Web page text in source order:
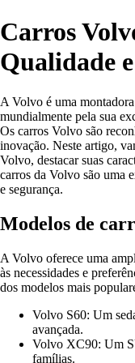
Carros
Qualidade
A Volvo é uma
mundialmente pela sua
Os carros Volvo são
inovação. Neste artigo,
Volvo, destacar suas
carros da Volvo são uma
e segurança.
Modelos de
A Volvo oferece uma
às necessidades e
dos modelos mais
Volvo S60: Um
avançada.
Volvo XC90: Um
famílias.